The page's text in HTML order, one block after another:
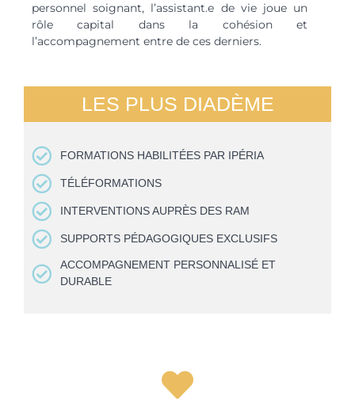
personnel soignant, l’assistant.e de vie joue un
rôle capital dans la cohésion et
l’accompagnement entre de ces derniers.
LES PLUS DIADÈME
FORMATIONS HABILITÉES PAR IPÉRIA
TÉLÉFORMATIONS
INTERVENTIONS AUPRÈS DES RAM
SUPPORTS PÉDAGOGIQUES EXCLUSIFS
ACCOMPAGNEMENT PERSONNALISÉ ET
DURABLE